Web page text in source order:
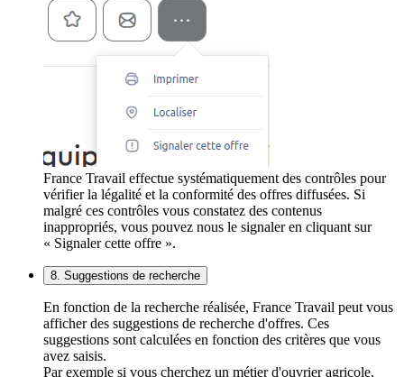
France Travail effectue systématiquement des contrôles pour
vérifier la légalité et la conformité des offres diffusées. Si
malgré ces contrôles vous constatez des contenus
inappropriés, vous pouvez nous le signaler en cliquant sur
« Signaler cette offre ».
8. Suggestions de recherche
En fonction de la recherche réalisée, France Travail peut vous
afficher des suggestions de recherche d'offres. Ces
suggestions sont calculées en fonction des critères que vous
avez saisis.
Par exemple si vous cherchez un métier d'ouvrier agricole,